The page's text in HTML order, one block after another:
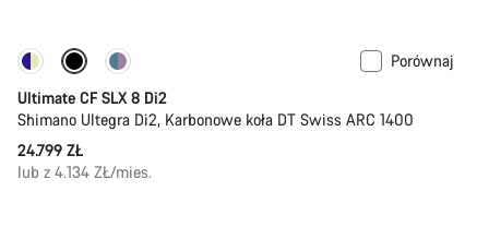
Pomiar mocy
Porównaj
Ultimate CF SLX 8 Di2
Shimano Ultegra Di2, Karbonowe koła DT Swiss ARC 1400
24.799 ZŁ
lub z 4.134 ZŁ/mies.